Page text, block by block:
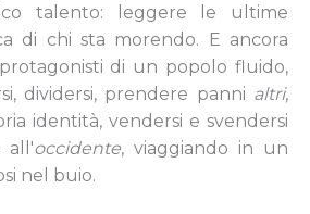
talento: leggere le ultime
di chi sta morendo. E ancora
di un popolo fluido,
dividersi, prendere panni altri,
identità, vendersi e svendersi
all'occidente, viaggiando in un
nel buio.